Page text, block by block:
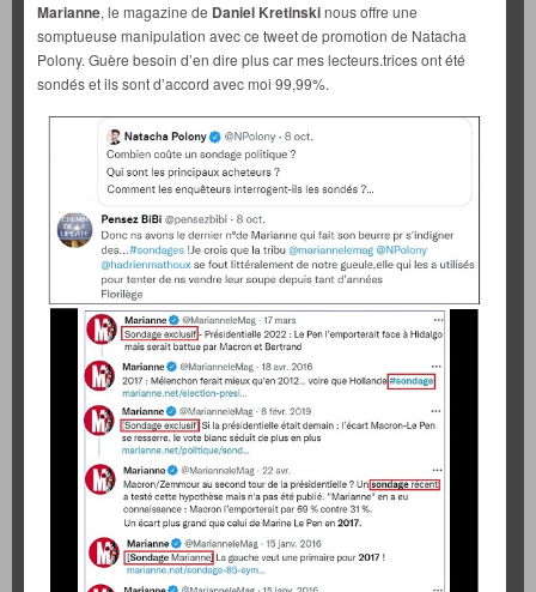
Marianne, le magazine de Daniel Kretinskinous offre une
somptueuse manipulation avec ce tweet de promotion de Natacha
Polony. Guère besoin d’en dire plus car mes lecteurs.trices ont été
sondés et ils sont d’accord avec moi 99,99%.